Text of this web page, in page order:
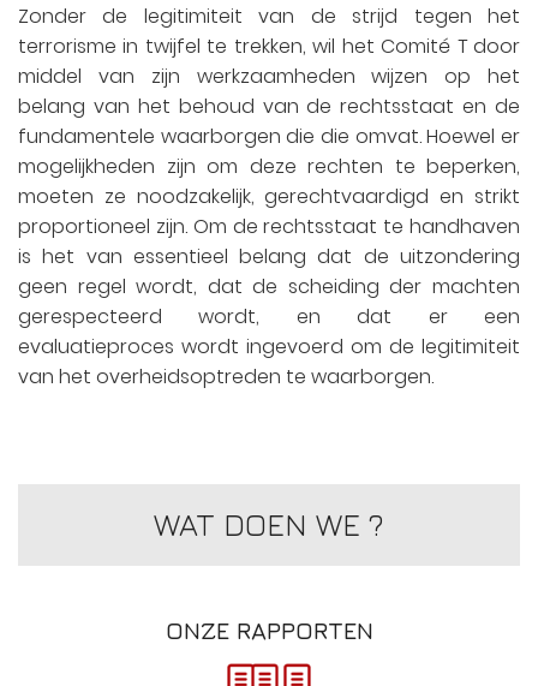
Zonder de legitimiteit van de strijd tegen het
terrorisme in twijfel te trekken, wil het Comité T door
middel van zijn werkzaamheden wijzen op het
belang van het behoud van de rechtsstaat en de
fundamentele waarborgen die die omvat. Hoewel er
mogelijkheden zijn om deze rechten te beperken,
moeten ze noodzakelijk, gerechtvaardigd en strikt
proportioneel zijn. Om de rechtsstaat te handhaven
is het van essentieel belang dat de uitzondering
geen regel wordt, dat de scheiding der machten
gerespecteerd wordt, en dat er een
evaluatieproces wordt ingevoerd om de legitimiteit
van het overheidsoptreden te waarborgen.
WAT DOEN WE ?
ONZE RAPPORTEN